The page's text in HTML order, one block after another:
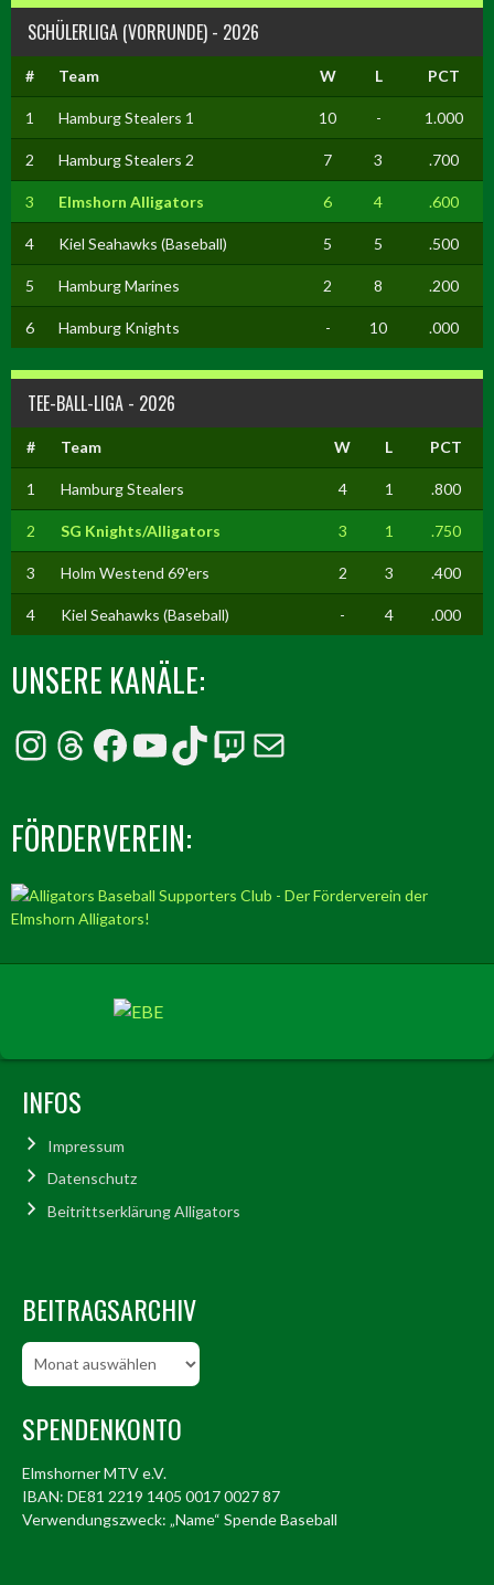
SCHÜLERLIGA (VORRUNDE) - 2026
# Team W L PCT
1 Hamburg Stealers 1 10 - 1.000
2 Hamburg Stealers 2 7 3 .700
3 Elmshorn Alligators 6 4 .600
4 Kiel Seahawks (Baseball) 5 5 .500
5 Hamburg Marines 2 8 .200
6 Hamburg Knights - 10 .000
TEE-BALL-LIGA - 2026
# Team W L PCT
1 Hamburg Stealers 4 1 .800
2 SG Knights/Alligators 3 1 .750
3 Holm Westend 69'ers 2 3 .400
4 Kiel Seahawks (Baseball) - 4 .000
UNSERE KANÄLE:
Instagram
Threads
Facebook
YouTube
TikTok
Twitch
E-Mail
FÖRDERVEREIN:
INFOS
Impressum
Datenschutz
Beitrittserklärung Alligators
BEITRAGSARCHIV
Beitragsarchiv
SPENDENKONTO
Elmshorner MTV e.V.
IBAN: DE81 2219 1405 0017 0027 87
Verwendungszweck: „Name“ Spende Baseball